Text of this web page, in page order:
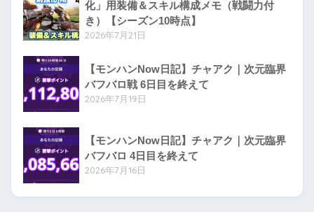
化」用装備＆スキル構成メモ（戦闘力付
き）【シーズン10時点】
2026年7月21日
【モンハンNow日記】チャアク｜次元臨界
バフバロ戦 6日目を終えて
2026年7月19日
【モンハンNow日記】チャアク｜次元臨界
バフバロ 4日目を終えて
2026年7月16日